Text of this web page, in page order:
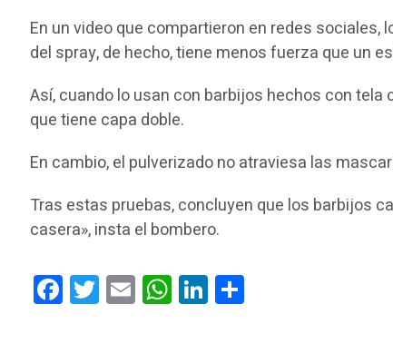
En un video que compartieron en redes
del spray, de hecho, tiene menos fuerza que un
Así, cuando lo usan con barbijos hechos con
que tiene capa doble.
En cambio, el pulverizado no atraviesa las
Tras estas pruebas, concluyen que los barbijos
casera», insta el bombero.
FacebookTwitterEmail WhatsAppLinkedIn